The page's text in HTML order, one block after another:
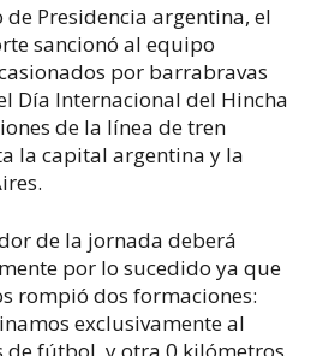
Presidencia argentina, el
sancionó al equipo
por barrabravas
Día Internacional del Hincha
de la línea de tren
la capital argentina y la
de la jornada deberá
por lo sucedido ya que
rompió dos formaciones:
exclusivamente al